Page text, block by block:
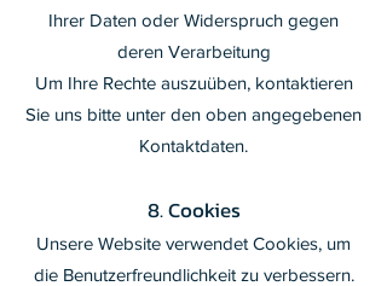
Ihrer Daten oder Widerspruch gegen
deren Verarbeitung
Um Ihre Rechte auszuüben, kontaktieren
Sie uns bitte unter den oben angegebenen
Kontaktdaten.
8. Cookies
Unsere Website verwendet Cookies, um
die Benutzerfreundlichkeit zu verbessern.